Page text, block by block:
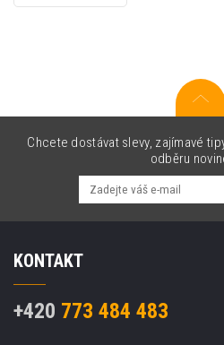
pro
Chcete dostávat slevy, zajímavé
odběru
KONTAKT
+420 773 484 483